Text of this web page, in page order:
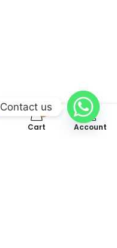
0
Cart Account
Contact us